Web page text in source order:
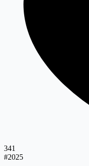
341
#2025